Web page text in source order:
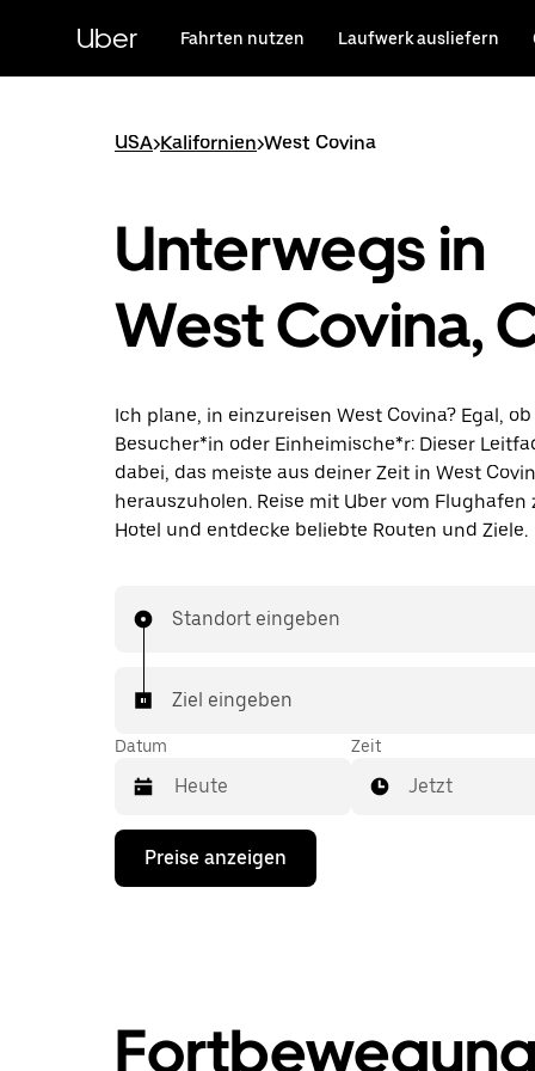
HauptinhaltUber Fahrten nutzen Laufwerk ausliefern
USA>Kalifornien>West Covina
Unterwegs in
West Covina,
Ich plane, in einzureisen West Covina? Egal, ob
Besucher*in oder Einheimische*r: Dieser
dabei, das meiste aus deiner Zeit in West
herauszuholen. Reise mit Uber vom Flughafen
Hotel und entdecke beliebte Routen und Ziele.
Standort eingeben
Ziel eingeben
Datum
Drücke
Nach-
zu
interagieren
Zeit
Jetzt
Preise anzeigen